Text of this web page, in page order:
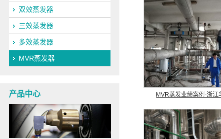
双效蒸发器
三效蒸发器
多效蒸发器
MVR蒸发器
产品中心 MVR蒸发业绩案例-浙江